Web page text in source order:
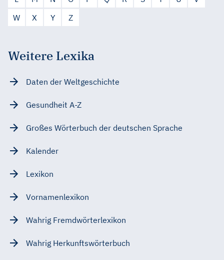
W
X Y Z
Weitere Lexika
Daten der Weltgeschichte
Gesundheit A-Z
Großes Wörterbuch der deutschen Sprache
Kalender
Lexikon
Vornamenlexikon
Wahrig Fremdwörterlexikon
Wahrig Herkunftswörterbuch